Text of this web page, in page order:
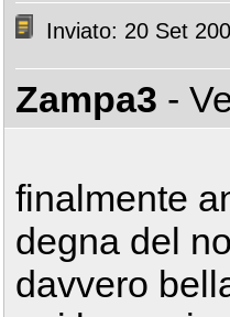
Inviato: 20 Set
Zampa3 -
finalmente
degna del
davvero